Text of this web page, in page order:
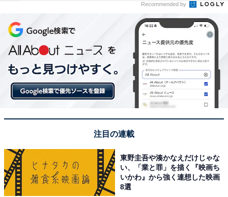
ハイコーキ「RA18DA」
HiKOKI(ハイコーキ) 18V エアダスター 小型 軽量 高風速
122m/sc RA18DA 無段階風速調整機能付き 蓄電池・充電
器別売り 充電式 エアブローガン エアダスターガン
RA18DA (NN)
Amazonで見る
Recommended by
注目の連載
東野圭吾や湊かなえだけじゃな
い、「業と罪」を描く『映画ち
いかわ』から強く連想した映画
8選